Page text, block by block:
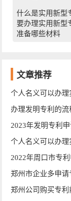
什么是实用新型
要办理实用新型
准备哪些材料
文章推荐
个人名义可以办
办理发明专利的
2023年发明专利申
个人名义可以办
2022年周口市专
郑州市企业多申
郑州公司购买专利